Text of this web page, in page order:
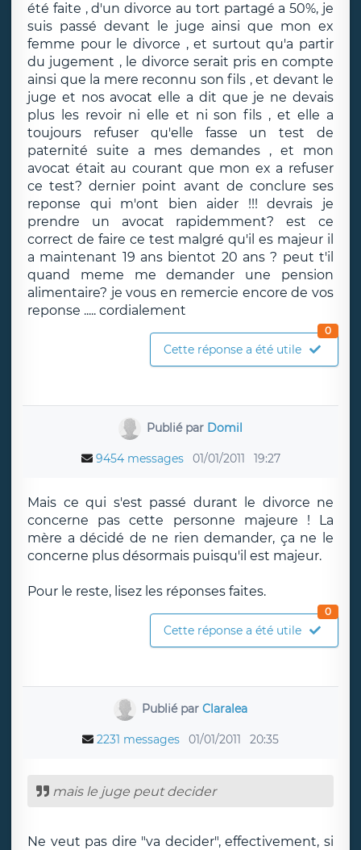
été faite , d'un divorce au tort partagé a 50%, je
suis passé devant le juge ainsi que mon ex
femme pour le divorce , et surtout qu'a partir
du jugement , le divorce serait pris en compte
ainsi que la mere reconnu son fils , et devant le
juge et nos avocat elle a dit que je ne devais
plus les revoir ni elle et ni son fils , et elle a
toujours refuser qu'elle fasse un test de
paternité suite a mes demandes , et mon
avocat était au courant que mon ex a refuser
ce test? dernier point avant de conclure ses
reponse qui m'ont bien aider !!! devrais je
prendre un avocat rapidemment? est ce
correct de faire ce test malgré qu'il es majeur il
a maintenant 19 ans bientot 20 ans ? peut t'il
quand meme me demander une pension
alimentaire? je vous en remercie encore de vos
reponse ..... cordialement
Cette réponse a été utile
0
Publié par Domil
9454 messages 01/01/2011 19:27
Mais ce qui s'est passé durant le divorce ne
concerne pas cette personne majeure ! La
mère a décidé de ne rien demander, ça ne le
concerne plus désormais puisqu'il est majeur.
Pour le reste, lisez les réponses faites.
Cette réponse a été utile
0
Publié parClaralea
2231 messages 01/01/2011 20:35
mais le juge peut decider
Ne veut pas dire "va decider", effectivement, si